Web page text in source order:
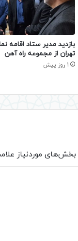
بازدید مدیر ستاد اقامه
تهران از مجموعه راه آهن
1 روز پیش
بخش‌های موردنیاز